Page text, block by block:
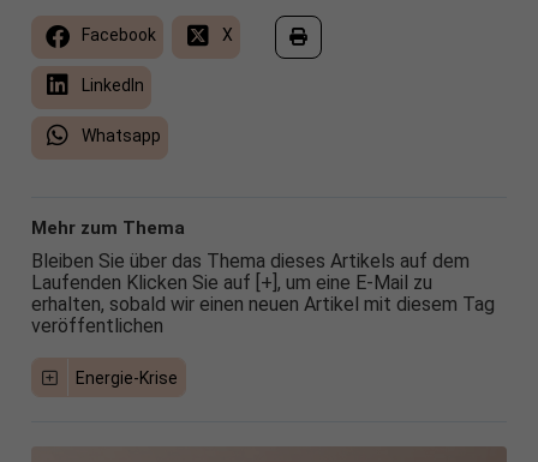
Facebook X
LinkedIn
Whatsapp
Mehr zum Thema
Bleiben Sie über das Thema dieses Artikels auf dem
Laufenden Klicken Sie auf [+], um eine E-Mail zu
erhalten, sobald wir einen neuen Artikel mit diesem Tag
veröffentlichen
Energie-Krise